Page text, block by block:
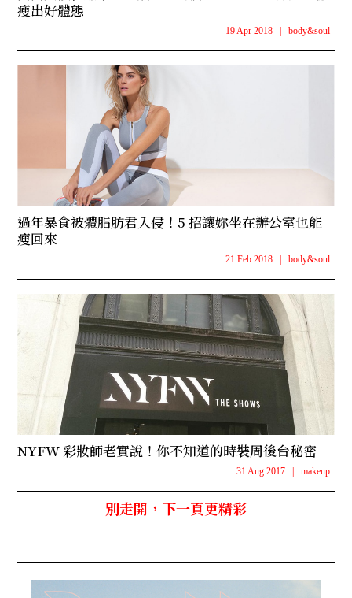
瘦出好體態
19 Apr 2018 body&soul
過年暴食被體脂肪君入侵！5 招讓妳坐在辦公室也能
瘦回來
21 Feb 2018 body&soul
NYFW 彩妝師老實說！你不知道的時裝周後台秘密
31 Aug 2017 makeup
別走開，下一頁更精彩